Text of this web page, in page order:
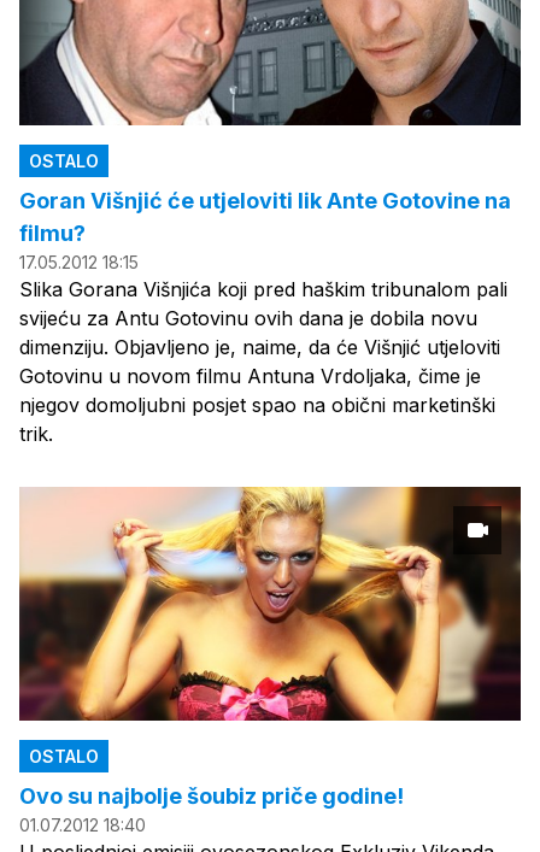
OSTALO
Goran Višnjić će utjeloviti lik Ante Gotovine na
filmu?
17.05.2012 18:15
Slika Gorana Višnjića koji pred haškim tribunalom pali
svijeću za Antu Gotovinu ovih dana je dobila novu
dimenziju. Objavljeno je, naime, da će Višnjić utjeloviti
Gotovinu u novom filmu Antuna Vrdoljaka, čime je
njegov domoljubni posjet spao na obični marketinški
trik.
OSTALO
Ovo su najbolje šoubiz priče godine!
01.07.2012 18:40